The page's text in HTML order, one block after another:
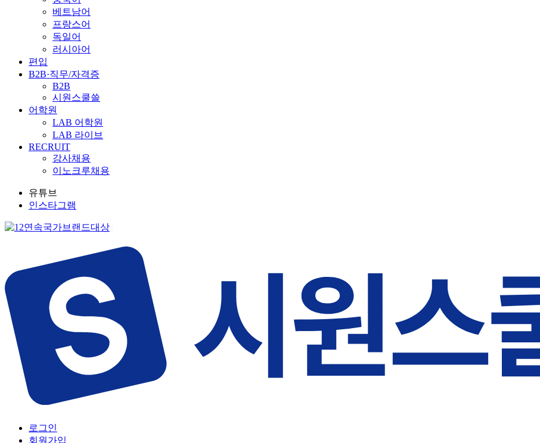
베트남어
프랑스어
독일어
러시아어
편입
B2B·직무/자격증
B2B
시원스쿨쓸
어학원
LAB 어학원
LAB 라이브
RECRUIT
강사채용
이노크루채용
유튜브
인스타그램
로그인
회원가입